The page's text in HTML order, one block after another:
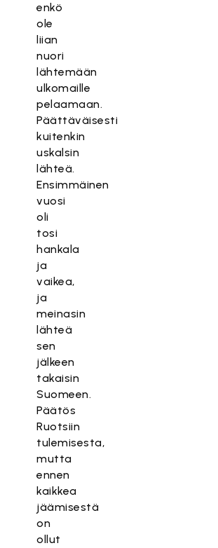
enkö
ole
liian
nuori
lähtemään
ulkomaille
pelaamaan.
Päättäväisesti
kuitenkin
uskalsin
lähteä.
Ensimmäinen
vuosi
oli
tosi
hankala
ja
vaikea,
ja
meinasin
lähteä
sen
jälkeen
takaisin
Suomeen.
Päätös
Ruotsiin
tulemisesta,
mutta
ennen
kaikkea
jäämisestä
on
ollut